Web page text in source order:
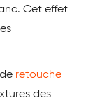
Cet effet
retouche
des